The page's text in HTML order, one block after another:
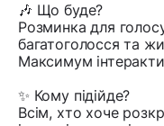
🎶 Що буде?
Розминка для
багатоголосся та
Максимум
✨ Кому підійде?
Всім, хто хоче